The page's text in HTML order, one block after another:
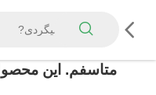
متاسفم. اين